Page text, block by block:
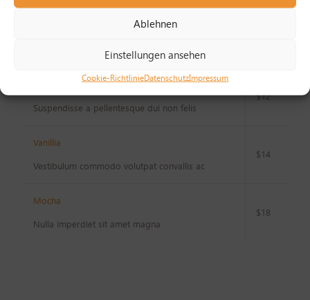
Ablehnen
Einstellungen ansehen
Cookie-RichtlinieDatenschutzImpressum
Carmel Macchiato
Suspendisse a pellentesque dui non felis
$12
Vanillia
Vestibulum commodo volutpat convallis ac
$14
Mocha
Nulla imperdiet sit amet magna
$18